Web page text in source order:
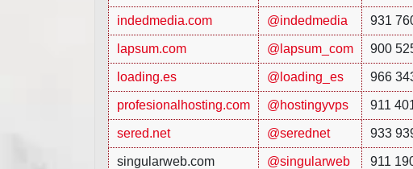
indedmedia.com @indedmedia 931
lapsum.com @lapsum_com 900
loading.es @loading_es 966
profesionalhosting.com @hostingyvps 911
sered.net @serednet 933
singularweb.com @singularweb 911